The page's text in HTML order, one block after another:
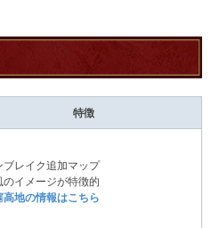
特徴
ブレイク追加マップ
のイメージが特徴的
高地の情報はこちら